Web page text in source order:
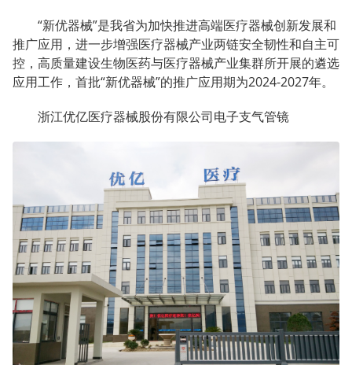
“新优器械”是我省为加快推进高端医疗器械创新发展和
推广应用，进一步增强医疗器械产业两链安全韧性和自主可
控，高质量建设生物医药与医疗器械产业集群所开展的遴选
应用工作，首批“新优器械”的推广应用期为2024-2027年。
浙江优亿医疗器械股份有限公司电子支气管镜